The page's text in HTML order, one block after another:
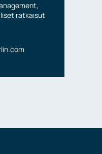
ratkaisut